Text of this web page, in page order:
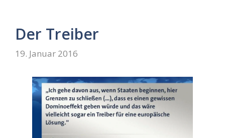
Der Treiber
19. Januar 2016